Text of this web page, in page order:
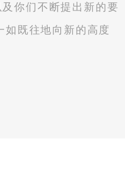
你们不断提出新的要
既往地向新的高度